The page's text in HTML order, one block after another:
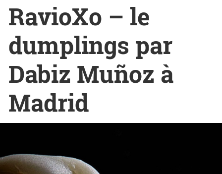
RavioXo – le
dumplings par
Dabiz Muñoz à
Madrid